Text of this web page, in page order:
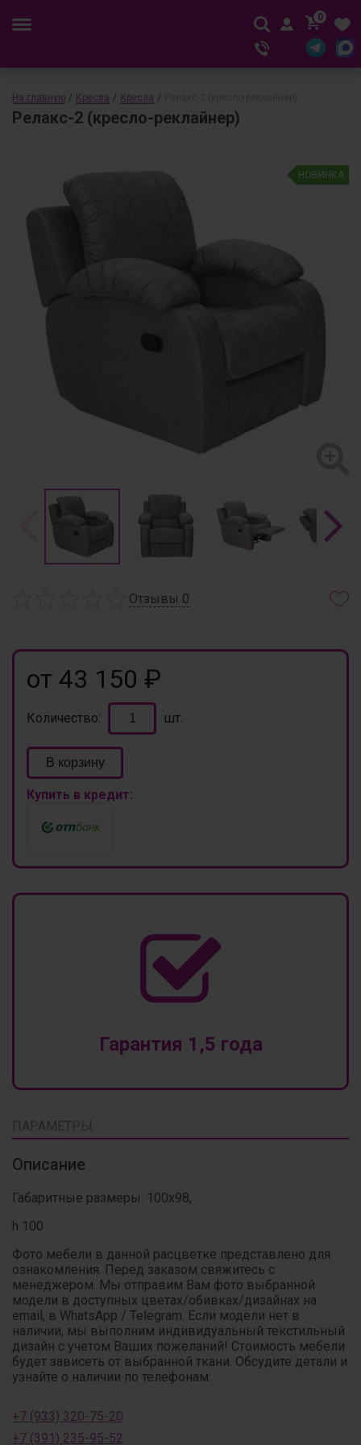
0
На главную / Кресла / Кресла /
Релакс-2 (кресло-реклайнер)
НОВИНКА
Отзывы 0
от 43 150 ₽
Количество: шт.
В корзину
Купить в кредит:
Гарантия 1,5 года
ПАРАМЕТРЫ:
Описание
Габаритные размеры: 100х98,
h 100
Фото мебели в данной расцветке представлено для
ознакомления. Перед заказом свяжитесь с
менеджером. Мы отправим Вам фото выбранной
модели в доступных цветах/обивках/дизайнах на
email, в WhatsApp / Telegram. Если модели нет в
наличии, мы выполним индивидуальный текстильный
дизайн с учётом Ваших пожеланий! Стоимость мебели
будет зависеть от выбранной ткани. Обсудите детали и
узнайте о наличии по телефонам:
+7 (933) 320-75-20
+7 (391) 235-95-52